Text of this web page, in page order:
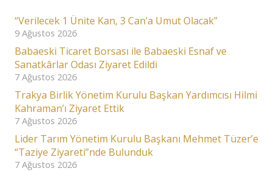
“Verilecek 1 Ünite Kan, 3 Can’a Umut Olacak”
9 Ağustos 2026
Babaeski Ticaret Borsası ile Babaeski Esnaf ve
Sanatkârlar Odası Ziyaret Edildi
7 Ağustos 2026
Trakya Birlik Yönetim Kurulu Başkan Yardımcısı Hilmi
Kahraman’ı Ziyaret Ettik
7 Ağustos 2026
Lider Tarım Yönetim Kurulu Başkanı Mehmet Tüzer’e
“Taziye Ziyareti”nde Bulunduk
7 Ağustos 2026